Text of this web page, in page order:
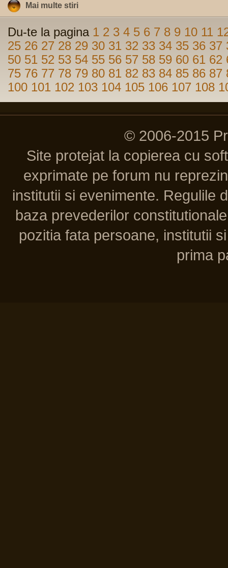
Mai multe stiri
Du-te la pagina 1 2 3 4 5 6 7 8 9 10 11
25 26 27 28 29 30 31 32 33 34 35 36 37
50 51 52 53 54 55 56 57 58 59 60 61 62
75 76 77 78 79 80 81 82 83 84 85 86 87
100 101 102 103 104 105 106 107 108
© 2006-2015
Site protejat la copierea cu
exprimate pe forum nu
institutii si evenimente. Regulile
baza prevederilor
pozitia fata persoane, institutii
prima